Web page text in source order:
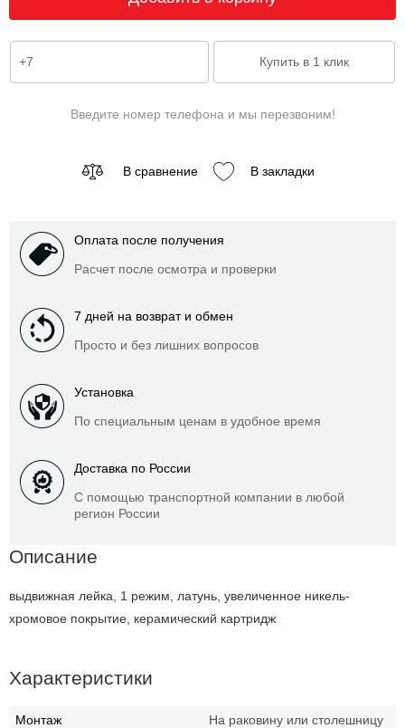
Введите номер телефона и мы перезвоним!
В сравнение В закладки
Оплата после получения
Расчет после осмотра и проверки
7 дней на возврат и обмен
Просто и без лишних вопросов
Установка
По специальным ценам в удобное время
Доставка по России
С помощью транспортной компании в любой
регион России
Описание
выдвижная лейка, 1 режим, латунь, увеличенное никель-
хромовое покрытие, керамический картридж
Характеристики
Монтаж На раковину или столешницу